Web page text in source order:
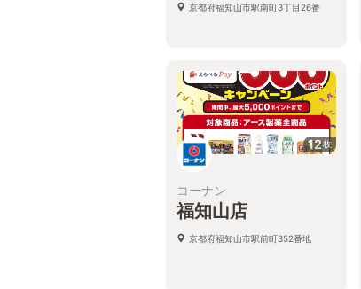
京都府福知山市駅南町3丁目26番
12枚
コーナン
福知山店
京都府福知山市駅前町352番地